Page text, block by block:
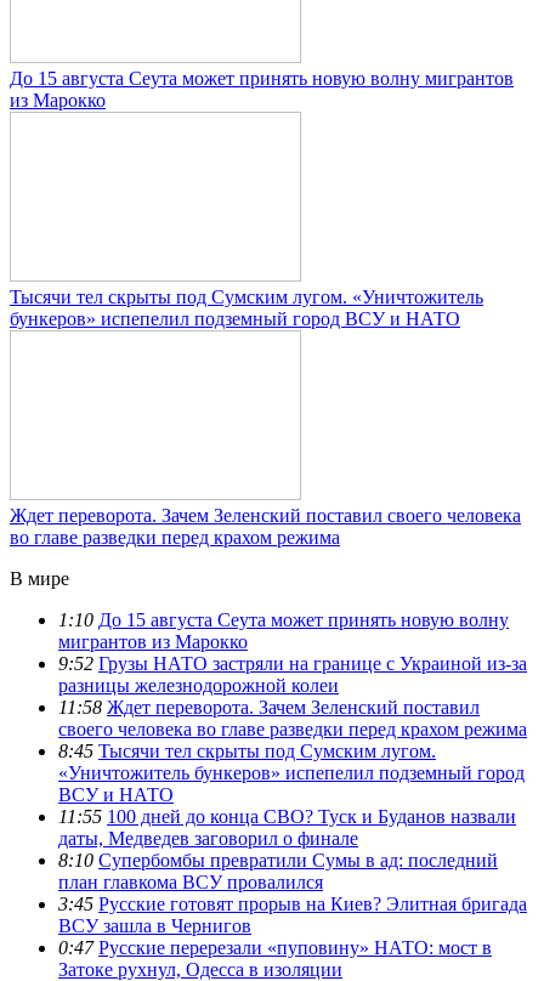
До 15 августа Сеута может принять новую волну мигрантов
из Марокко
Тысячи тел скрыты под Сумским лугом. «Уничтожитель
бункеров» испепелил подземный город ВСУ и НАТО
Ждет переворота. Зачем Зеленский поставил своего человека
во главе разведки перед крахом режима
В мире
1:10 До 15 августа Сеута может принять новую волну
мигрантов из Марокко
9:52 Грузы НАТО застряли на границе с Украиной из-за
разницы железнодорожной колеи
11:58 Ждет переворота. Зачем Зеленский поставил
своего человека во главе разведки перед крахом режима
8:45 Тысячи тел скрыты под Сумским лугом.
«Уничтожитель бункеров» испепелил подземный город
ВСУ и НАТО
11:55 100 дней до конца СВО? Туск и Буданов назвали
даты, Медведев заговорил о финале
8:10 Супербомбы превратили Сумы в ад: последний
план главкома ВСУ провалился
3:45 Русские готовят прорыв на Киев? Элитная бригада
ВСУ зашла в Чернигов
0:47 Русские перерезали «пуповину» НАТО: мост в
Затоке рухнул, Одесса в изоляции